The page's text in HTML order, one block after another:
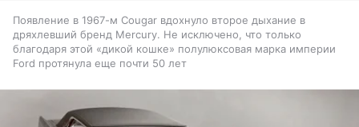
Появление в 1967-м Cougar вдохнуло второе дыхание в
дряхлевший бренд Mercury. Не исключено, что только
благодаря этой «дикой кошке» полулюксовая марка империи
Ford протянула еще почти 50 лет